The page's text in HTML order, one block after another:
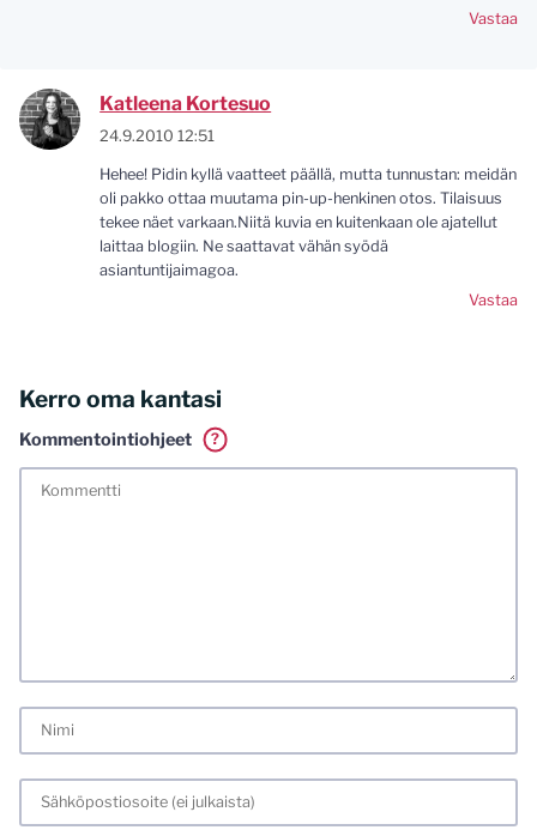
Vastaa
Katleena Kortesuo
24.9.2010 12:51
Hehee! Pidin kyllä vaatteet päällä, mutta tunnustan: meidän
oli pakko ottaa muutama pin-up-henkinen otos. Tilaisuus
tekee näet varkaan.Niitä kuvia en kuitenkaan ole ajatellut
laittaa blogiin. Ne saattavat vähän syödä
asiantuntijaimagoa.
Vastaa
Kerro oma kantasi
Kommentointiohjeet
?
meiliosoitteen. Minua ja mielipiteitäni saa ilman muuta